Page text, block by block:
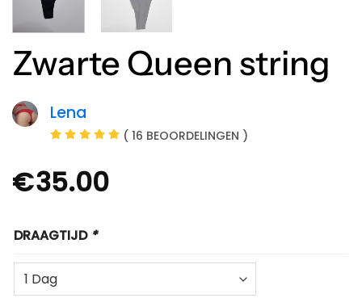
Zwarte Queen string
Lena
( 16 BEOORDELINGEN )
€35.00
DRAAGTIJD *